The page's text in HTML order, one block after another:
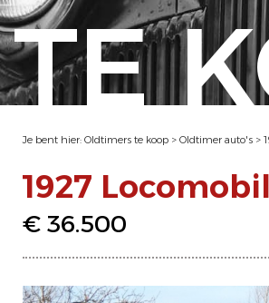
TE
Je bent hier: Oldtimers te koop > Oldtimer auto's >
1927
€ 36.500